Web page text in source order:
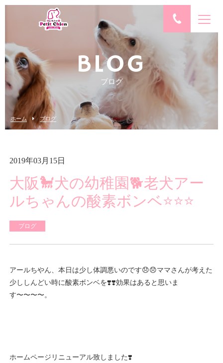
BLOG
ブログ
ホーム ブログ
2019年03月15日
大阪🐩犬の幼稚園🐕老犬アー
ルちゃんの酸素ボンベ⭐️⭐️⭐️
ブログ
アールちやん、本日は少し体調悪いのです😞😞ママさんが考えた
少ししんどい時に酸素ボンベを❣️❣️効果はあると思いま
す〜〜〜〜。
ホームページリニューアル致しました❣️